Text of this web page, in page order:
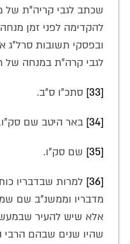
שכתב לגבי קריה"ת של
להקדימה לפני זמן
ובפסקי תשובות סרל"ג
לגבי קרה"ת במנחה של
[33] סתכ"ו ס"ב.
[34] באר היטב שם סק"ו.
[35] שם סק"ו.
[36]
למרות שבדבריו
מדבריו וממשנ"ב שם
שהיו שנים שבהם